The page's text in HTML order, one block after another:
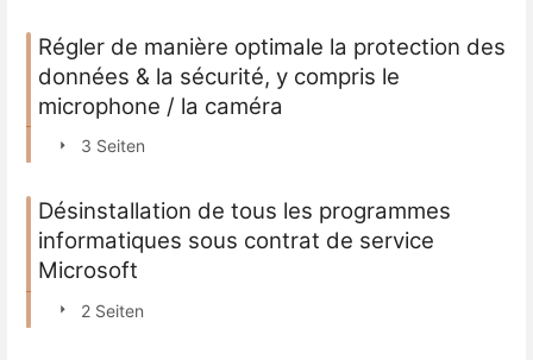
Régler de manière optimale la protection des
données & la sécurité, y compris le
microphone / la caméra
3 Seiten
Désinstallation de tous les programmes
informatiques sous contrat de service
Microsoft
2 Seiten